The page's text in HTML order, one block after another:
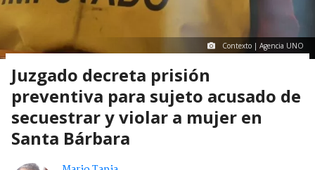
Contexto | Agencia UNO
Juzgado decreta prisión
preventiva para sujeto acusado de
secuestrar y violar a mujer en
Santa Bárbara